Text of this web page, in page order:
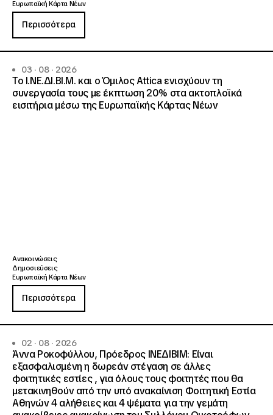
Ευρωπαϊκή Κάρτα Νέων
Περισσότερα
03 · 08 · 2026
Το Ι.ΝΕ.ΔΙ.ΒΙ.Μ. και o Όμιλος Attica ενισχύουν τη
συνεργασία τους με έκπτωση 20% στα ακτοπλοϊκά
εισιτήρια μέσω της Ευρωπαϊκής Κάρτας Νέων
Ανακοινώσεις
Δημοσιεύσεις
Ευρωπαϊκή Κάρτα Νέων
Περισσότερα
02 · 08 · 2026
Άννα Ροκοφύλλου, Πρόεδρος ΙΝΕΔΙΒΙΜ: Είναι
εξασφαλισμένη η δωρεάν στέγαση σε άλλες
φοιτητικές εστίες , για όλους τους φοιτητές που θα
μετακινηθούν από την υπό ανακαίνιση Φοιτητική Εστία
Αθηνών 4 αλήθειες και 4 ψέματα για την γεμάτη